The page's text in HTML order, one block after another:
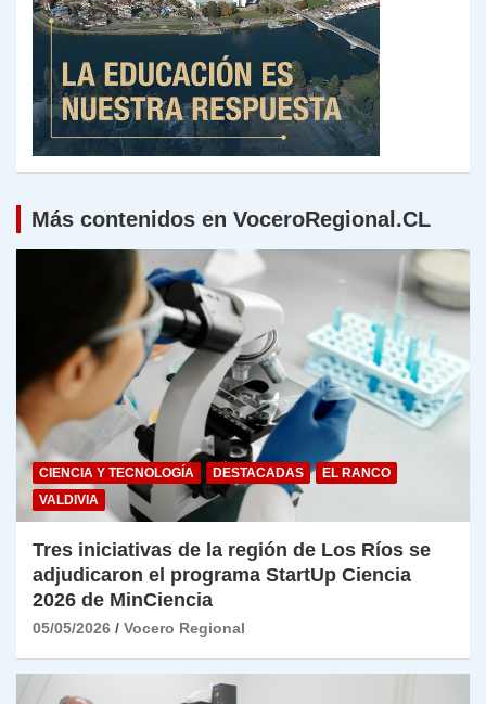
Más contenidos en VoceroRegional.CL
CIENCIA Y TECNOLOGÍA DESTACADAS
EL RANCO
VALDIVIA
Tres iniciativas de la región de Los Ríos se
adjudicaron el programa StartUp Ciencia
2026 de MinCiencia
05/05/2026 Vocero Regional